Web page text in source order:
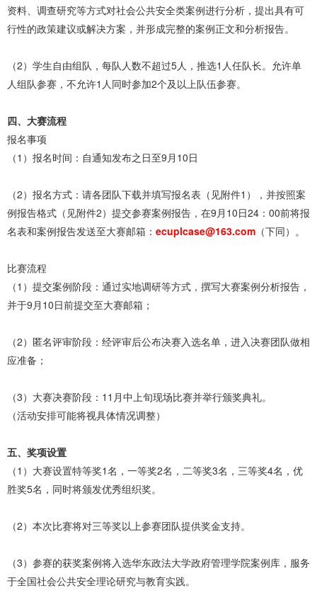
资料、调查研究等方式对社会公共安全类案例进行分析，提出具有可
行性的政策建议或解决方案，并形成完整的案例正文和分析报告。
（2）学生自由组队，每队人数不超过5人，推选1人任队长。允许单
人组队参赛，不允许1人同时参加2个及以上队伍参赛。
四、大赛流程
报名事项
（1）报名时间：自通知发布之日至9月10日
（2）报名方式：请各团队下载并填写报名表（见附件1），并按照案
例报告格式（见附件2）提交参赛案例报告，在9月10日24：00前将报
名表和案例报告发送至大赛邮箱： ecuplcase@163.com （下同）。
比赛流程
（1）提交案例阶段：通过实地调研等方式，撰写大赛案例分析报告，
并于9月10日前提交至大赛邮箱；
（2）匿名评审阶段：经评审后公布决赛入选名单，进入决赛团队做相
应准备；
（3）大赛决赛阶段：11月中上旬现场比赛并举行颁奖典礼。
（活动安排可能将视具体情况调整）
五、奖项设置
（1）大赛设置特等奖1名，一等奖2名，二等奖3名，三等奖4名，优
胜奖5名，同时将颁发优秀组织奖。
（2）本次比赛将对三等奖以上参赛团队提供奖金支持。
（3）参赛的获奖案例将入选华东政法大学政府管理学院案例库，服务
于全国社会公共安全理论研究与教育实践。